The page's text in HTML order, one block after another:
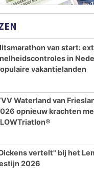
van start:
in
vakantielanden
Waterland van
opnieuw krachten
vertelt" bij het
2026